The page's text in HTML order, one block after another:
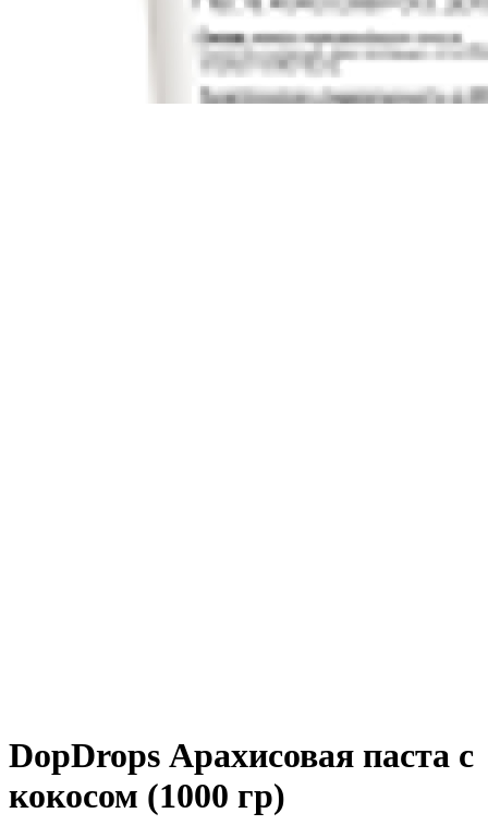
DopDrops Арахисовая паста с
кокосом (1000 гр)